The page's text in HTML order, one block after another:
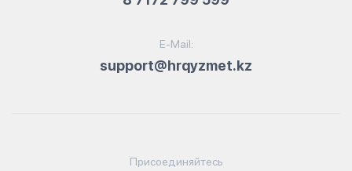
E-Mail:
support@hrqyzmet.kz
Присоединяйтесь